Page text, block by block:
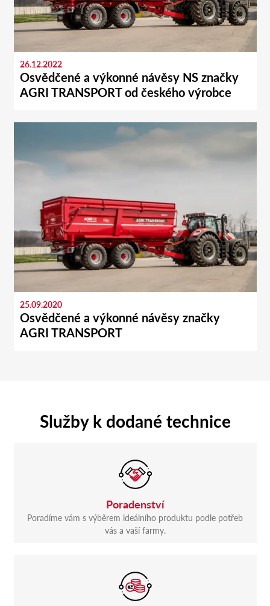
26.12.2022
Osvědčené a výkonné návěsy NS značky
AGRI TRANSPORT od českého výrobce
25.09.2020
Osvědčené a výkonné návěsy značky
AGRI TRANSPORT
Služby k dodané technice
Poradenství
Poradíme vám s výběrem ideálního produktu podle potřeb
vás a vaší farmy.